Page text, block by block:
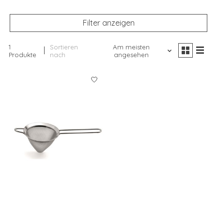
Filter anzeigen
1
Produkte
Sortieren
nach
Am meisten
angesehen